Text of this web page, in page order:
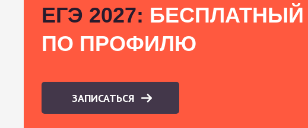
ЕГЭ 2027: БЕСПЛАТНЫЙ
ПО ПРОФИЛЮ
ЗАПИСАТЬСЯ